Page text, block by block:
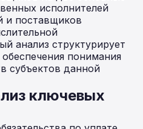
исполнителей
и поставщиков
анализ структурирует
понимания
субъектов данной
ключевых